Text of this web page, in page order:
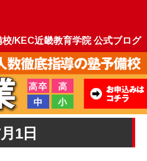
校/KEC近畿教育学院 公式ブログ
1日